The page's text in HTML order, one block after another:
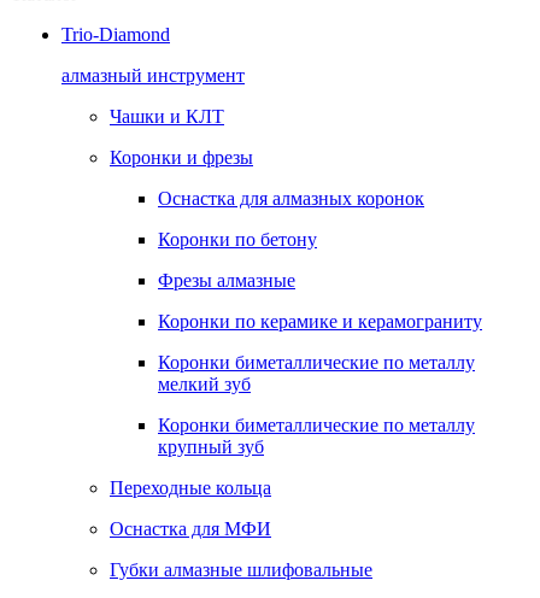
Trio-Diamond
алмазный инструмент
Чашки и КЛТ
Коронки и фрезы
Оснастка для алмазных коронок
Коронки по бетону
Фрезы алмазные
Коронки по керамике и керамограниту
Коронки биметаллические по металлу
мелкий зуб
Коронки биметаллические по металлу
крупный зуб
Переходные кольца
Оснастка для МФИ
Губки алмазные шлифовальные